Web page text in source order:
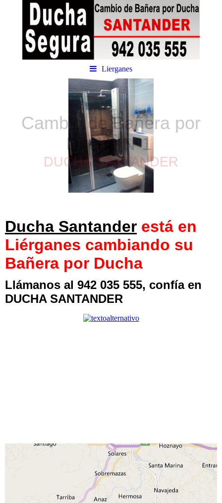
Lierganes
Cambio de Bañera por
Ducha Nº1
DUCHA SANTANDER
Ducha Santander está en
Liérganes cambiando su
Bañera por Ducha
Llámanos al 942 035 555, confía en
DUCHA SANTANDER